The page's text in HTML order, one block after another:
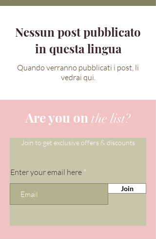
Nessun post pubblicato
in questa lingua
Quando verranno pubblicati i post, li
vedrai qui.
Are you on the list?
Join to get exclusive offers & discounts
Enter your email here
Join